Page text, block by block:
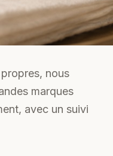
nous
marques
avec un suivi